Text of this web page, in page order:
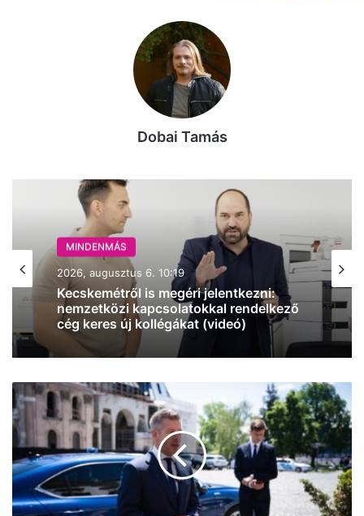
Dobai Tamás
MINDENMÁS
2026, augusztus 6. 10:19
Kecskemétről is megéri jelentkezni:
nemzetközi kapcsolatokkal rendelkező
MINDENMÁS
2026, augusztus 6. 07:12
héten visszatér a forróság Kecskemétre
Magyar
Péter
külön
Magyar
Közlönyben
mentette
Havasi